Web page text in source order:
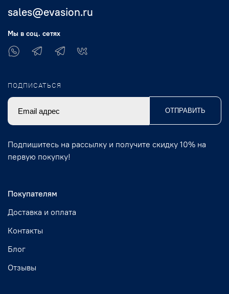
Покупателям
Доставка и оплата
Контакты
Блог
Отзывы
sales@evasion.ru
Мы в соц. сетях
ПОДПИСАТЬСЯ
ОТПРАВИТЬ
Подпишитесь на рассылку и получите скидку 10% на
первую покупку!